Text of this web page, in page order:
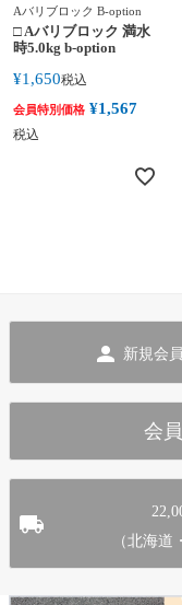
Aバリブロック B-option
□ Aバリブロック 満水
時5.0kg b-option
¥1,650税込
会員特別価格 ¥1,567
税込
新規会
会
（北海道